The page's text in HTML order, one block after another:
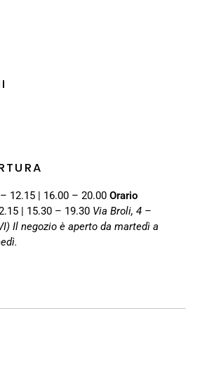
12.15 | 16.00 – 20.00 Orario
| 15.30 – 19.30 Via Broli, 4 –
Il negozio è aperto da martedì a